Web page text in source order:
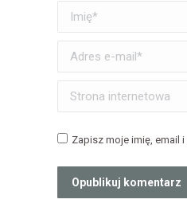
Imię *
Adres e-mail *
Strona internetowa
Zapisz moje imię, email
Opublikuj komentarz